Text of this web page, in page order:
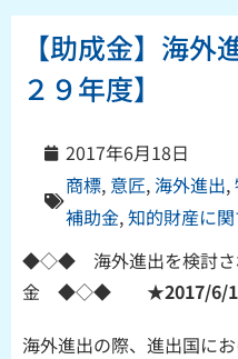
【助成金】海外
２９年度】
2017年6月18日
商標, 意匠,海外進出,
補助金,知的財産に
◆◇◆ 海外進出を検討さ
金 ◆◇◆ ★2017/6/
海外進出の際、進出国に